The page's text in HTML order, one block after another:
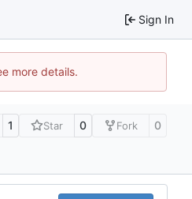
Sign In
more details.
1 Star 0 Fork 0